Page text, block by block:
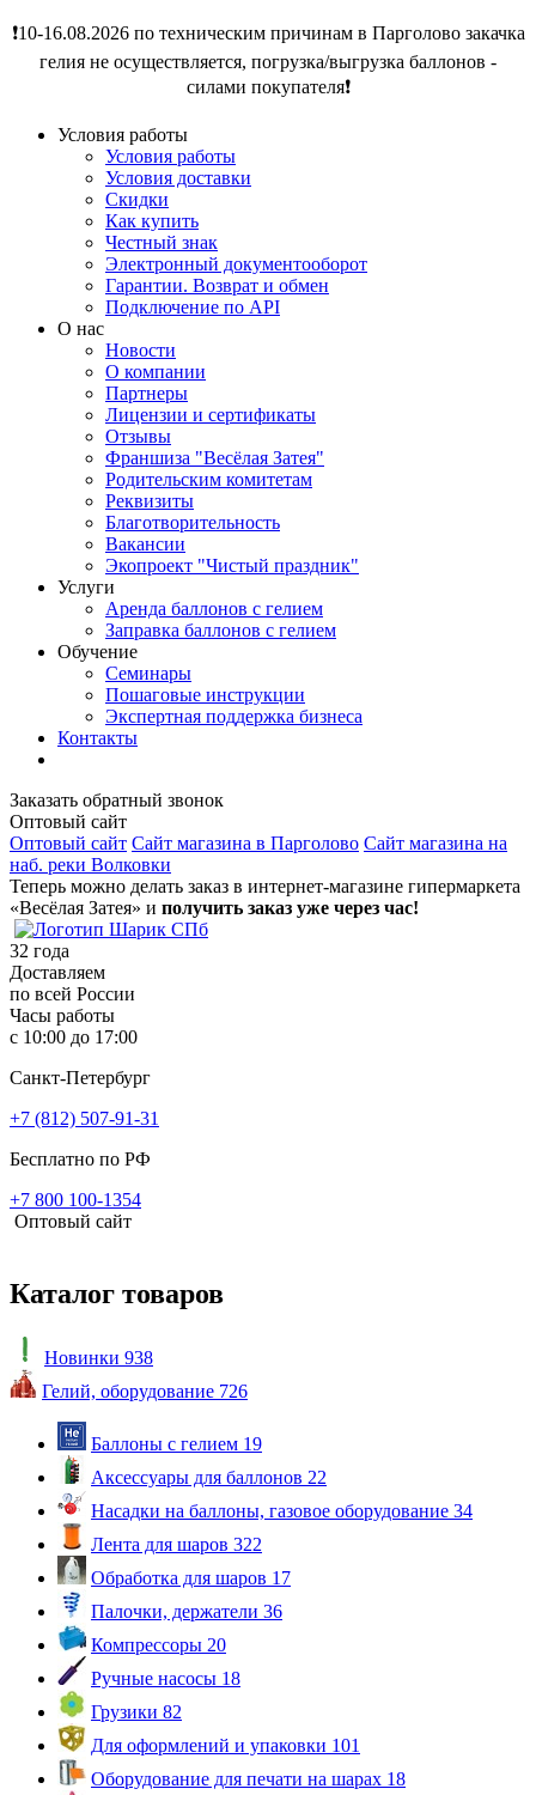
❗️10-16.08.2026 по техническим причинам в Парголово закачка
гелия не осуществляется, погрузка/выгрузка баллонов -
силами покупателя❗️
Условия работы
Условия работы
Условия доставки
Скидки
Как купить
Честный знак
Электронный документооборот
Гарантии. Возврат и обмен
Подключение по API
О нас
Новости
О компании
Партнеры
Лицензии и сертификаты
Отзывы
Франшиза "Весёлая Затея"
Родительским комитетам
Реквизиты
Благотворительность
Вакансии
Экопроект "Чистый праздник"
Услуги
Аренда баллонов с гелием
Заправка баллонов с гелием
Обучение
Семинары
Пошаговые инструкции
Экспертная поддержка бизнеса
Контакты
Заказать обратный звонок
Оптовый сайт
Оптовый сайт Сайт магазина в Парголово Сайт магазина на
наб. реки Волковки
Теперь можно делать заказ в интернет-магазине гипермаркета
«Весёлая Затея» и получить заказ уже через час!
32 года
Доставляем
по всей России
Часы работы
с 10:00 до 17:00
Санкт-Петербург
+7 (812) 507-91-31
Бесплатно по РФ
+7 800 100-1354
Оптовый сайт
Каталог товаров
Новинки 938
Гелий, оборудование 726
Баллоны с гелием 19
Аксессуары для баллонов 22
Насадки на баллоны, газовое оборудование 34
Лента для шаров 322
Обработка для шаров 17
Палочки, держатели 36
Компрессоры 20
Ручные насосы 18
Грузики 82
Для оформлений и упаковки 101
Оборудование для печати на шарах 18